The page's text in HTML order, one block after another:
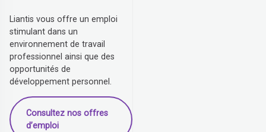
Liantis vous offre un emploi
stimulant dans un
environnement de travail
professionnel ainsi que des
opportunités de
développement personnel.
Consultez nos offres
d’emploi